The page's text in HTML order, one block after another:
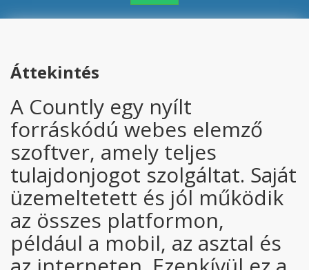
Áttekintés
A Countly egy nyílt
forráskódú webes elemző
szoftver, amely teljes
tulajdonjogot szolgáltat. Saját
üzemeltetett és jól működik
az összes platformon,
például a mobil, az asztal és